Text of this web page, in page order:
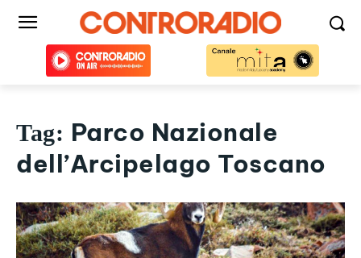
Tag: Parco Nazionale
dell’Arcipelago Toscano